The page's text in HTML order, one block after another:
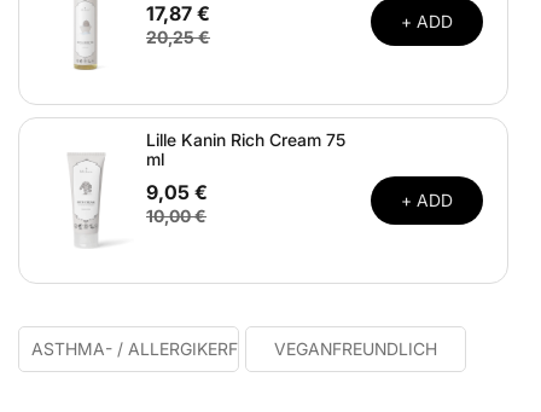
17,87 €
20,25 €
+ ADD
Lille Kanin Rich Cream 75
ml
9,05 €
10,00 €
+ ADD
ASTHMA- / ALLERGIKERFREUNDLICHVEGANFREUNDLICH